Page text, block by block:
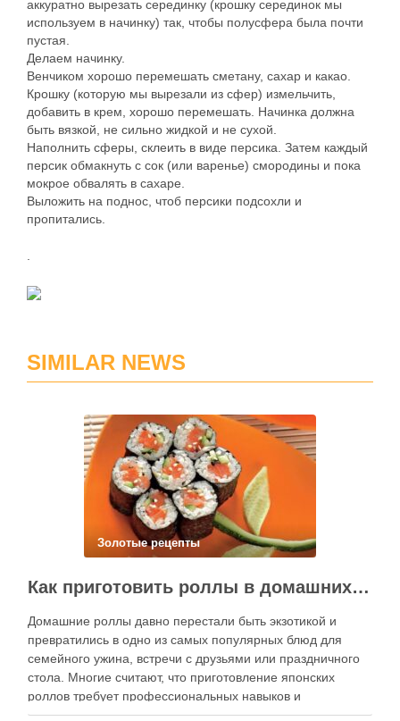
аккуратно вырезать серединку (крошку серединок мы
используем в начинку) так, чтобы полусфера была почти
пустая.
Делаем начинку.
Венчиком хорошо перемешать сметану, сахар и какао.
Крошку (которую мы вырезали из сфер) измельчить,
добавить в крем, хорошо перемешать. Начинка должна
быть вязкой, не сильно жидкой и не сухой.
Наполнить сферы, склеить в виде персика. Затем каждый
персик обмакнуть с сок (или варенье) смородины и пока
мокрое обвалять в сахаре.
Выложить на поднос, чтоб персики подсохли и
пропитались.
SIMILAR NEWS
Золотые рецепты
Как приготовить роллы в домашних условиях?
Домашние роллы давно перестали быть экзотикой и
превратились в одно из самых популярных блюд для
семейного ужина, встречи с друзьями или праздничного
стола. Многие считают, что приготовление японских
роллов требует профессиональных навыков и
специального оборудования, однако на практике сделать